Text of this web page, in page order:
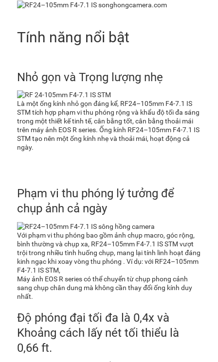
Tính năng nổi bật
Nhỏ gọn và Trọng lượng nhẹ
Là một ống kính nhỏ gọn đáng kể, RF24–105mm F4-7.1 IS
STM tích hợp phạm vi thu phóng rộng và khẩu độ tối đa sáng
trong một thiết kế tinh tế, cân bằng tốt, cân bằng thoải mái
trên máy ảnh EOS R series. Ống kính RF24–105mm F4-7.1 IS
STM tạo nên một ống kính nhẹ và thoải mái, hoạt động cả
ngày.
Phạm vi thu phóng lý tưởng để
chụp ảnh cả ngày
Với phạm vi thu phóng bao gồm ảnh chụp macro, góc rộng,
bình thường và chụp xa, RF24–105mm F4-7.1 IS STM vượt
trội trong nhiều tình huống chụp, mang lại tính linh hoạt đáng
kinh ngạc khi xoay vòng thu phóng . Ví dụ: với RF24–105mm
F4-7.1 IS STM,
Máy ảnh EOS R series có thể chuyển từ chụp phong cảnh
sang chụp chân dung mà không cần thay đổi ống kính duy
nhất.
Độ phóng đại tối đa là 0,4x và
Khoảng cách lấy nét tối thiểu là
0,66 ft.